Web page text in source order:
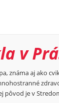
v
známa aj ako
pôvod je v